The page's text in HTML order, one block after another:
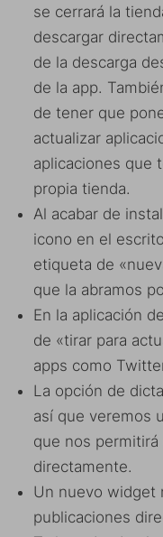
se cerrará la
descargar
de la descarga
de la app.
de tener que
actualizar
aplicaciones que
propia tienda.
Al acabar de
icono en el
etiqueta de
que la abramos
En la aplicación
de «tirar para
apps como
La opción de
así que veremos
que nos
directamente.
Un nuevo widget
publicaciones